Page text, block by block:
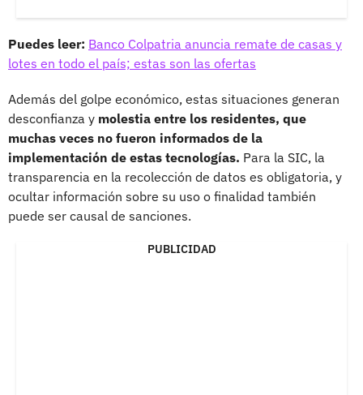
Puedes leer: Banco Colpatria anuncia remate de casas y
lotes en todo el país; estas son las ofertas
Además del golpe económico, estas situaciones generan
desconfianza y molestia entre los residentes, que
muchas veces no fueron informados de la
implementación de estas tecnologías. Para la SIC, la
transparencia en la recolección de datos es obligatoria, y
ocultar información sobre su uso o finalidad también
puede ser causal de sanciones.
PUBLICIDAD